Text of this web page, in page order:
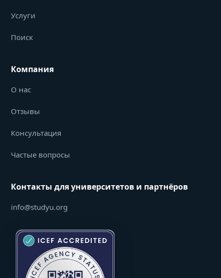
Услуги
Поиск
Компания
О нас
Отзывы
Консультация
Частые вопросы
Контакты для университетов и партнёров
info@studyu.org